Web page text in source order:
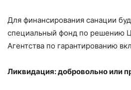
Для финансирования санации
специальный фонд по решению
Агентства по гарантированию
Ликвидация: добровольно или